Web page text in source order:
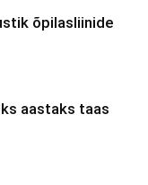
õpilasliinide
aastaks taas